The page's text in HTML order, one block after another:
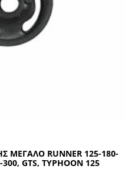
RUNNER 125-180-
GTS, TYPHOON 125